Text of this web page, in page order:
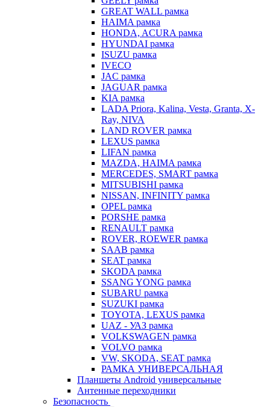
GREAT WALL рамка
HAIMA рамка
HONDA, ACURA рамка
HYUNDAI рамка
ISUZU рамка
IVECO
JAC рамка
JAGUAR рамка
KIA рамка
LADA Priora, Kalina, Vesta, Granta, X-
Ray, NIVA
LAND ROVER рамка
LEXUS рамка
LIFAN рамка
MAZDA, HAIMA рамка
MERCEDES, SMART рамка
MITSUBISHI рамка
NISSAN, INFINITY рамка
OPEL рамка
PORSHE рамка
RENAULT рамка
ROVER, ROEWER рамка
SAAB рамка
SEAT рамка
SKODA рамка
SSANG YONG рамка
SUBARU рамка
SUZUKI рамка
TOYOTA, LEXUS рамка
UAZ - УАЗ рамка
VOLKSWAGEN рамка
VOLVO рамка
VW, SKODA, SEAT рамка
РАМКА УНИВЕРСАЛЬНАЯ
Планшеты Android универсальные
Антенные переходники
Безопасность